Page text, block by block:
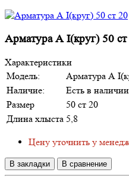
Арматура А I(круг) 50
Характеристики
Модель:
Арматура А
Наличие:
Есть в наличии
Размер
50 ст 20
Длина хлыста 5,8
Цену уточнить у
В закладки В сравнение